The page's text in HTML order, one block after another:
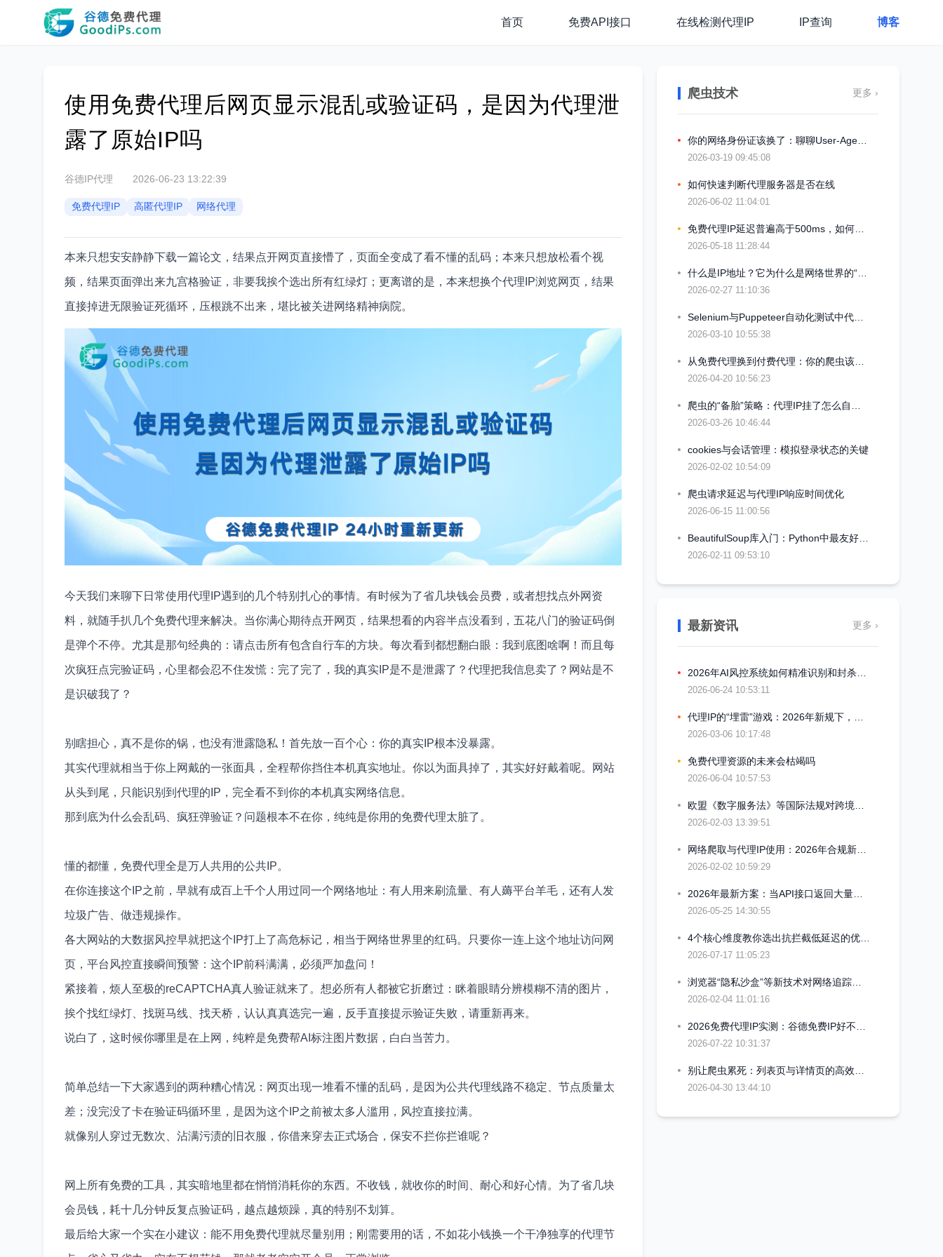
首页 免费API接口 在线检测代理IP IP查询 博客
使用免费代理后网页显示混乱或验证码，是因为代理泄
露了原始IP吗
谷德IP代理 2026-06-23 13:22:39
免费代理IP 高匿代理IP 网络代理
本来只想安安静静下载一篇论文，结果点开网页直接懵了，页面全变成了看不懂的乱码；本来只想放松看个视
频，结果页面弹出来九宫格验证，非要我挨个选出所有红绿灯；更离谱的是，本来想换个代理IP浏览网页，结果
直接掉进无限验证死循环，压根跳不出来，堪比被关进网络精神病院。
今天我们来聊下日常使用代理IP遇到的几个特别扎心的事情。有时候为了省几块钱会员费，或者想找点外网资
料，就随手扒几个免费代理来解决。当你满心期待点开网页，结果想看的内容半点没看到，五花八门的验证码倒
是弹个不停。尤其是那句经典的：请点击所有包含自行车的方块。每次看到都想翻白眼：我到底图啥啊！而且每
次疯狂点完验证码，心里都会忍不住发慌：完了完了，我的真实IP是不是泄露了？代理把我信息卖了？网站是不
是识破我了？
别瞎担心，真不是你的锅，也没有泄露隐私！首先放一百个心：你的真实IP根本没暴露。
其实代理就相当于你上网戴的一张面具，全程帮你挡住本机真实地址。你以为面具掉了，其实好好戴着呢。网站
从头到尾，只能识别到代理的IP，完全看不到你的本机真实网络信息。
那到底为什么会乱码、疯狂弹验证？问题根本不在你，纯纯是你用的免费代理太脏了。
懂的都懂，免费代理全是万人共用的公共IP。
在你连接这个IP之前，早就有成百上千个人用过同一个网络地址：有人用来刷流量、有人薅平台羊毛，还有人发
垃圾广告、做违规操作。
各大网站的大数据风控早就把这个IP打上了高危标记，相当于网络世界里的红码。只要你一连上这个地址访问网
页，平台风控直接瞬间预警：这个IP前科满满，必须严加盘问！
紧接着，烦人至极的reCAPTCHA真人验证就来了。想必所有人都被它折磨过：眯着眼睛分辨模糊不清的图片，
挨个找红绿灯、找斑马线、找天桥，认认真真选完一遍，反手直接提示验证失败，请重新再来。
说白了，这时候你哪里是在上网，纯粹是免费帮AI标注图片数据，白白当苦力。
简单总结一下大家遇到的两种糟心情况：网页出现一堆看不懂的乱码，是因为公共代理线路不稳定、节点质量太
差；没完没了卡在验证码循环里，是因为这个IP之前被太多人滥用，风控直接拉满。
就像别人穿过无数次、沾满污渍的旧衣服，你借来穿去正式场合，保安不拦你拦谁呢？
网上所有免费的工具，其实暗地里都在悄悄消耗你的东西。不收钱，就收你的时间、耐心和好心情。为了省几块
会员钱，耗十几分钟反复点验证码，越点越烦躁，真的特别不划算。
最后给大家一个实在小建议：能不用免费代理就尽量别用；刚需要用的话，不如花小钱换一个干净独享的代理节
爬虫技术 更多 ›
2026-03-19 09:45:08
如何快速判断代理服务器是否在线
2026-06-02 11:04:01
2026-05-18 11:28:44
2026-02-27 11:10:36
2026-03-10 10:55:38
2026-04-20 10:56:23
2026-03-26 10:46:44
cookies与会话管理：模拟登录状态的关键
2026-02-02 10:54:09
爬虫请求延迟与代理IP响应时间优化
2026-06-15 11:00:56
2026-02-11 09:53:10
最新资讯 更多 ›
2026-06-24 10:53:11
2026-03-06 10:17:48
免费代理资源的未来会枯竭吗
2026-06-04 10:57:53
2026-02-03 13:39:51
2026-02-02 10:59:29
2026-05-25 14:30:55
2026-07-17 11:05:23
2026-02-04 11:01:16
2026-07-22 10:31:37
2026-04-30 13:44:10